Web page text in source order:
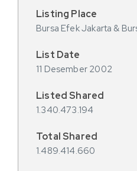
Bursa Efek Jakarta &
11 Desember 2002
1.340.473.194
1.489.414.660